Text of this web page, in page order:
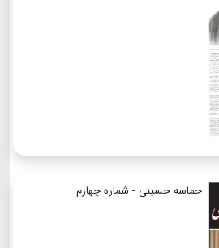
حماسه حسینی - شماره چهارم